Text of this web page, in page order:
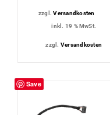
zzgl.Versandkosten
inkl. 19 % MwSt.
zzgl. Versandkosten
Save